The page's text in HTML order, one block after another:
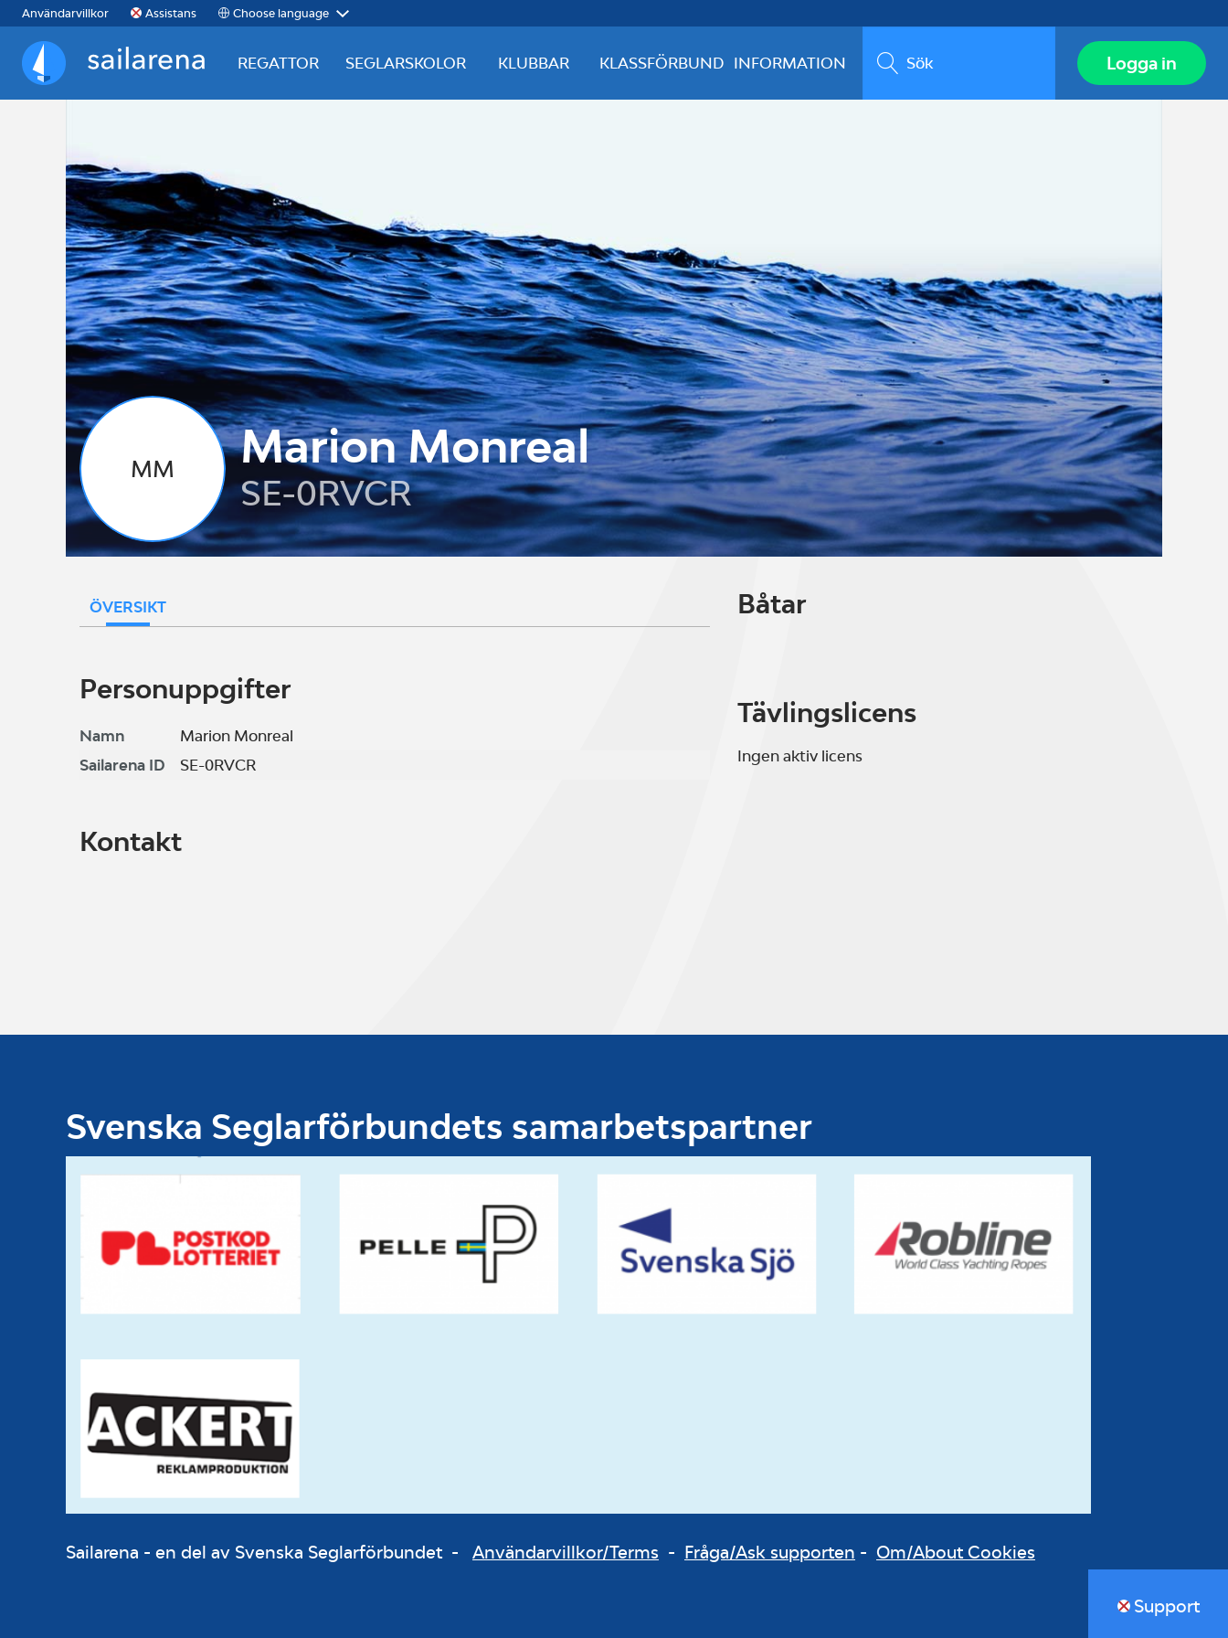
Användarvillkor Assistans Choose language
Sailarena
REGATTOR SEGLARSKOLOR KLUBBAR KLASSFÖRBUND INFORMATION Sök Logga in
MM Marion Monreal
SE-0RVCR
ÖVERSIKT
Personuppgifter
Namn
Marion Monreal
Sailarena ID
SE-0RVCR
Kontakt
Båtar
Tävlingslicens
Ingen aktiv licens
Svenska Seglarförbundets samarbetspartner
Sailarena - en del av Svenska Seglarförbundet - Användarvillkor/Terms - Fråga/Ask supporten - Om/About Cookies
Support